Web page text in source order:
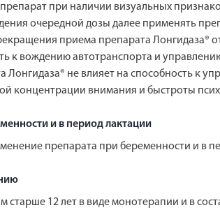
при наличии визуальных
очередной дозы далее применять
приема препарата Лонгидаза®
к вождению автотранспорта и
Лонгидаза® не влияет на способность к
концентрации внимания и быстроты
и в период лактации
препарата при беременности и в
старше 12 лет в виде монотерапии и в